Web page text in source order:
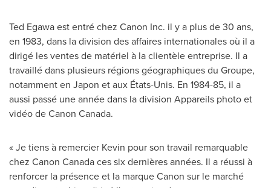
Ted Egawaest entré chez Canon Inc. il y a plus de 30 ans,
en 1983, dans la division des affaires internationales où il a
dirigé les ventes de matériel à la clientèle entreprise. Il a
travaillé dans plusieurs régions géographiques du Groupe,
notamment en Japon et aux États-Unis. En 1984-85, il a
aussi passé une année dans la division Appareils photo et
vidéo de Canon Canada.
« Je tiens à remercier Kevin pour son travail remarquable
chez Canon Canadaces six dernières années. Il a réussi à
renforcer la présence et la marque Canon sur le marché